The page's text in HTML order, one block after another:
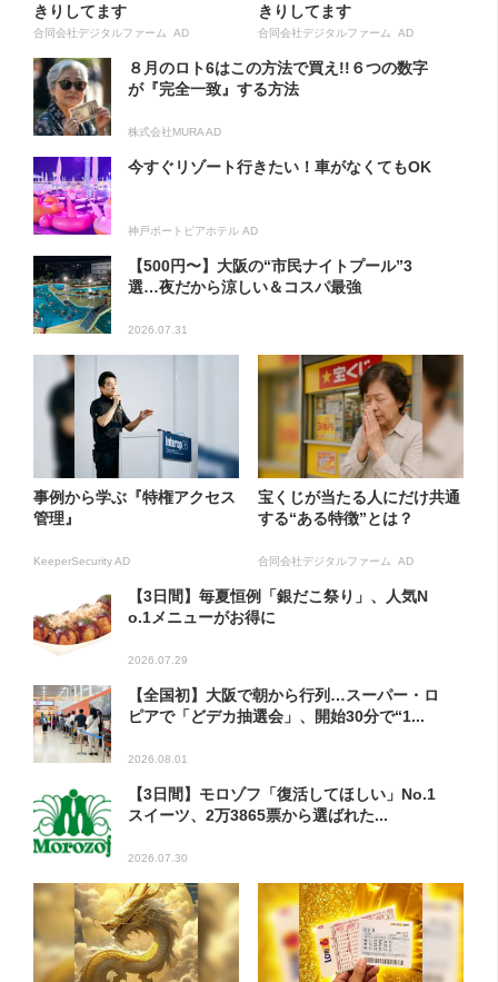
きりしてます
合同会社デジタルファーム AD
きりしてます
合同会社デジタルファーム AD
８月のロト6はこの方法で買え!!６つの数字
が『完全一致』する方法
株式会社MURA AD
今すぐリゾート行きたい！車がなくてもOK
神戸ポートピアホテル AD
【500円〜】大阪の“市民ナイトプール”3
選…夜だから涼しい＆コスパ最強
2026.07.31
事例から学ぶ『特権アクセス
管理』
KeeperSecurity AD
宝くじが当たる人にだけ共通
する“ある特徴”とは？
合同会社デジタルファーム AD
【3日間】毎夏恒例「銀だこ祭り」、人気N
o.1メニューがお得に
2026.07.29
【全国初】大阪で朝から行列…スーパー・ロ
ピアで「どデカ抽選会」、開始30分で“1...
2026.08.01
【3日間】モロゾフ「復活してほしい」No.1
スイーツ、2万3865票から選ばれた...
2026.07.30